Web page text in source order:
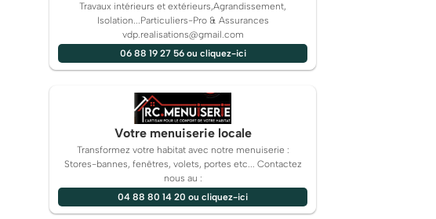
Travaux intérieurs et extérieurs,Agrandissement,
Isolation...Particuliers-Pro & Assurances
vdp.realisations@gmail.com
06 88 19 27 56 ou cliquez-ici
Votre menuiserie locale
Transformez votre habitat avec notre menuiserie :
Stores-bannes, fenêtres, volets, portes etc... Contactez
nous au :
04 88 80 14 20 ou cliquez-ici